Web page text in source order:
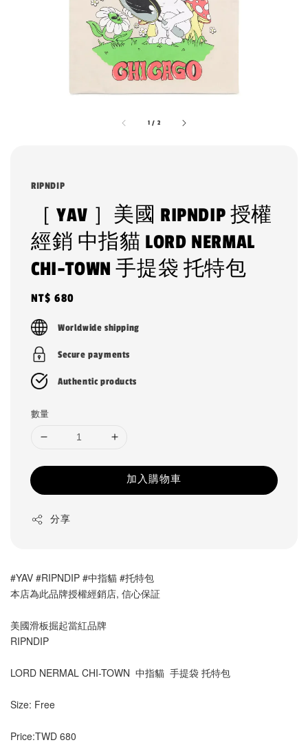
1 / 2
RIPNDIP
［ YAV ］美國 RIPNDIP 授權
經銷 中指貓 LORD NERMAL
CHI-TOWN 手提袋 托特包
Regular
price
NT$ 680
Worldwide shipping
Secure payments
Authentic products
數量
加入購物車
分享
#YAV #RIPNDIP #中指貓 #托特包
本店為此品牌授權經銷店, 信心保証
美國滑板掘起當紅品牌
RIPNDIP
LORD NERMAL CHI-TOWN  中指貓  手提袋 托特包
Size: Free
Price:TWD 680